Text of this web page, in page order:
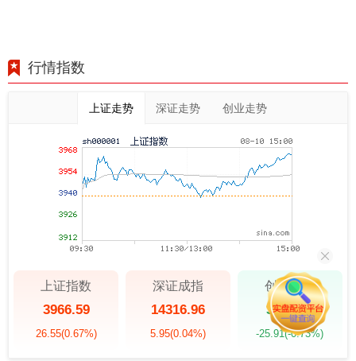
行情指数
上证走势 深证走势 创业走势
上证指数
3966.59
26.55(0.67%)
深证成指
14316.96
5.95(0.04%)
创业板指
3537.21
-25.91(-0.73%)